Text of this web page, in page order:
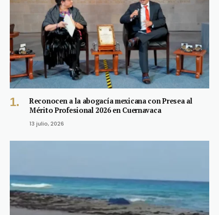
Reconocen a la abogacía mexicana con Presea al
Mérito Profesional 2026 en Cuernavaca
13 julio, 2026